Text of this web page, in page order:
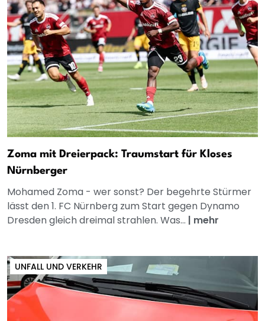
Zoma mit Dreierpack: Traumstart für Kloses
Nürnberger
Mohamed Zoma - wer sonst? Der begehrte Stürmer
lässt den 1. FC Nürnberg zum Start gegen Dynamo
Dresden gleich dreimal strahlen. Was... | mehr
UNFALL UND VERKEHR